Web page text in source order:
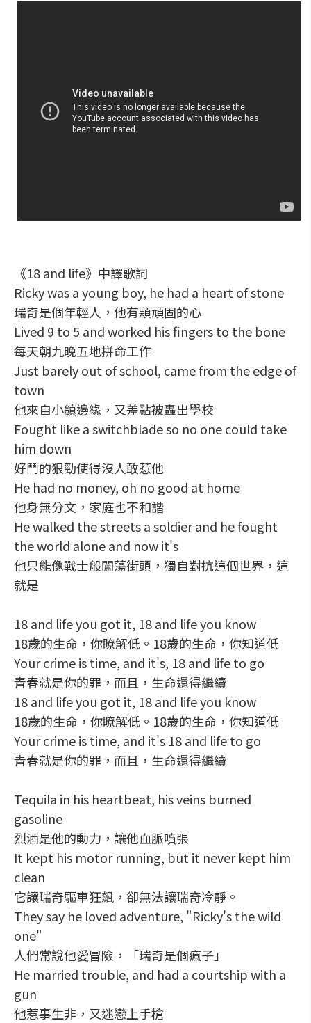
《18 and life》中譯歌詞
Ricky was a young boy, he had a heart of stone
瑞奇是個年輕人，他有顆頑固的心
Lived 9 to 5 and worked his fingers to the bone
每天朝九晚五地拼命工作
Just barely out of school, came from the edge of
town
他來自小鎮邊緣，又差點被轟出學校
Fought like a switchblade so no one could take
him down
好鬥的狠勁使得沒人敢惹他
He had no money, oh no good at home
他身無分文，家庭也不和諧
He walked the streets a soldier and he fought
the world alone and now it's
他只能像戰士般闖蕩街頭，獨自對抗這個世界，這
就是
18 and life you got it, 18 and life you know
18歲的生命，你瞭解低。18歲的生命，你知道低
Your crime is time, and it's, 18 and life to go
青春就是你的罪，而且，生命還得繼續
18 and life you got it, 18 and life you know
18歲的生命，你瞭解低。18歲的生命，你知道低
Your crime is time, and it's 18 and life to go
青春就是你的罪，而且，生命還得繼續
Tequila in his heartbeat, his veins burned
gasoline
烈酒是他的動力，讓他血脈噴張
It kept his motor running, but it never kept him
clean
它讓瑞奇驅車狂飆，卻無法讓瑞奇冷靜。
They say he loved adventure, "Ricky's the wild
one"
人們常說他愛冒險，「瑞奇是個瘋子」
He married trouble, and had a courtship with a
gun
他惹事生非，又迷戀上手槍